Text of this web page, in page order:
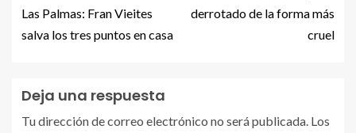
Las Palmas: Fran Vieites
salva los tres puntos en casa
derrotado de la forma más
cruel
Deja una respuesta
Tu dirección de correo electrónico no será publicada. Los